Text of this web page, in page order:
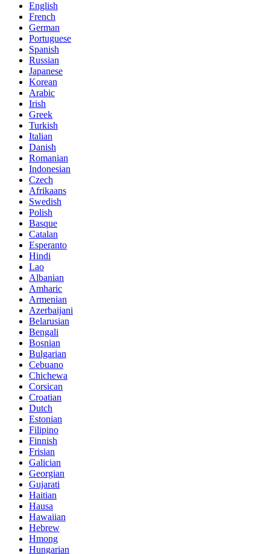
English
French
German
Portuguese
Spanish
Russian
Japanese
Korean
Arabic
Irish
Greek
Turkish
Italian
Danish
Romanian
Indonesian
Czech
Afrikaans
Swedish
Polish
Basque
Catalan
Esperanto
Hindi
Lao
Albanian
Amharic
Armenian
Azerbaijani
Belarusian
Bengali
Bosnian
Bulgarian
Cebuano
Chichewa
Corsican
Croatian
Dutch
Estonian
Filipino
Finnish
Frisian
Galician
Georgian
Gujarati
Haitian
Hausa
Hawaiian
Hebrew
Hmong
Hungarian